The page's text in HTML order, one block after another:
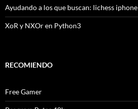
Ayudando a los que buscan: lichess iphone
XoR y NXOr en Python3
RECOMIENDO
Free Gamer